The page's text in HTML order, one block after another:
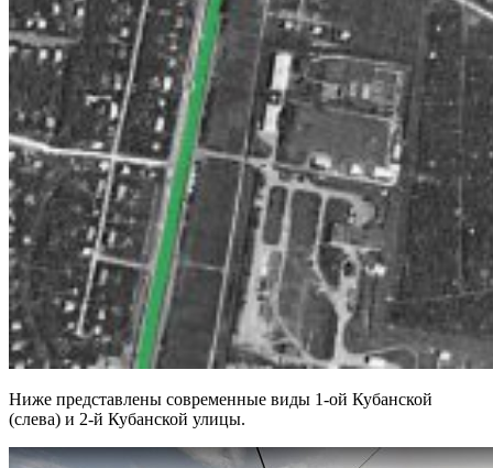
Ниже представлены современные виды 1-ой Кубанской
(слева) и 2-й Кубанской улицы.